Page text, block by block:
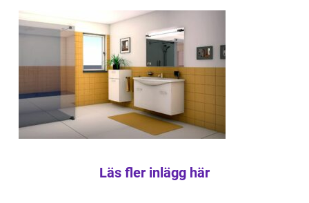
Läs fler inlägg här